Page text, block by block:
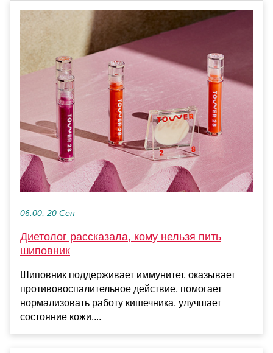
06:00, 20 Сен
Диетолог рассказала, кому нельзя пить
шиповник
Шиповник поддерживает иммунитет, оказывает
противовоспалительное действие, помогает
нормализовать работу кишечника, улучшает
состояние кожи....